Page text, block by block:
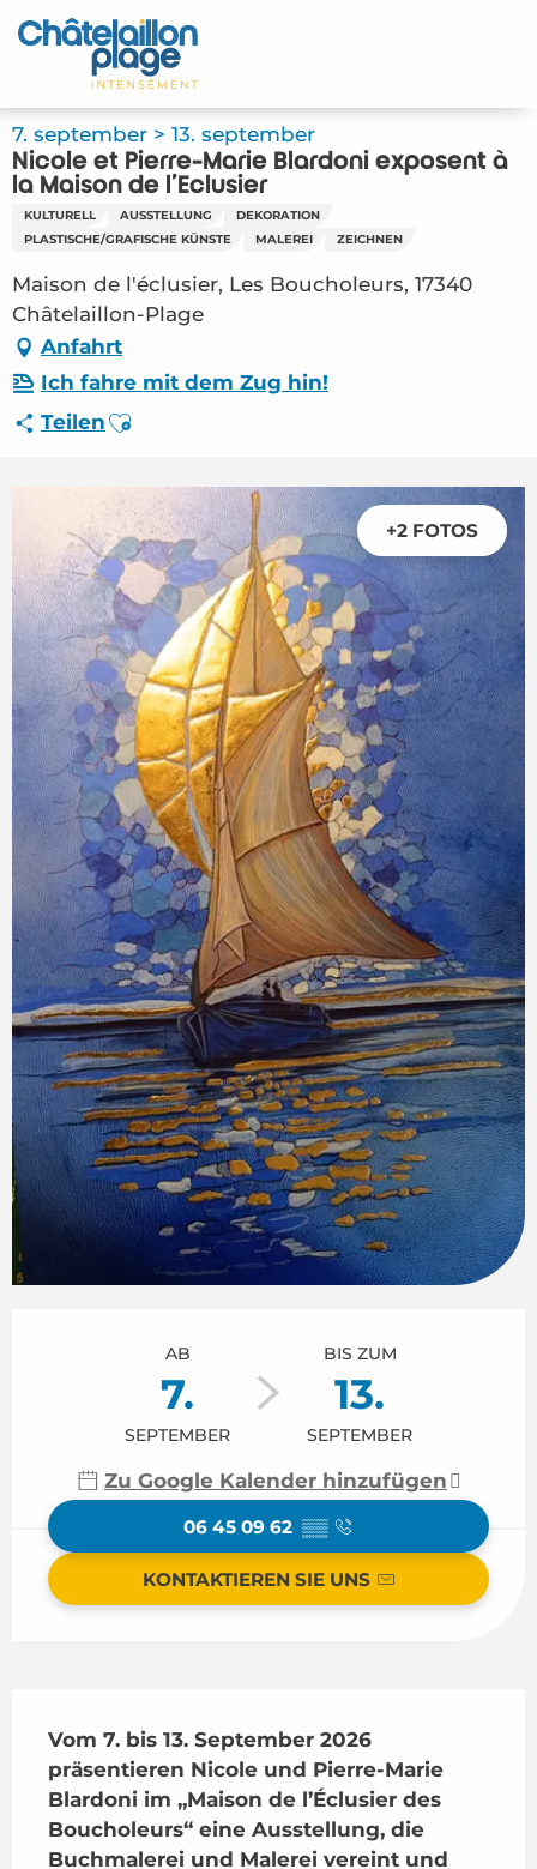
Aller
au
principal
Startseite - DE
Entdecken Sie
Aktivitäten
Zu leben
Treffpunkt
Ihr Aufenthalt - DE
FMA – Nicole et Pierre-Marie Blardoni
exposent à la Maison de l’Eclusier
7. september > 13. september
Nicole et Pierre-Marie Blardoni exposent à
la Maison de l'Eclusier
KULTURELL AUSSTELLUNG
DEKORATION
PLASTISCHE/GRAFISCHE KÜNSTE
MALEREI ZEICHNEN
Maison de l'éclusier, Les Boucholeurs, 17340
Châtelaillon-Plage
Anfahrt
Ich fahre mit dem Zug hin!
Teilen Ajouter aux favoris
+2 FOTOS
AB
7.
SEPTEMBER
BIS ZUM
13.
SEPTEMBER
Zu Google Kalender hinzufügen
06 45 09 62 ▒▒
KONTAKTIEREN SIE UNS
Vom 7. bis 13. September 2026
präsentieren Nicole und Pierre-Marie
Blardoni im „Maison de l’Éclusier des
Boucholeurs“ eine Ausstellung, die
Buchmalerei und Malerei vereint und